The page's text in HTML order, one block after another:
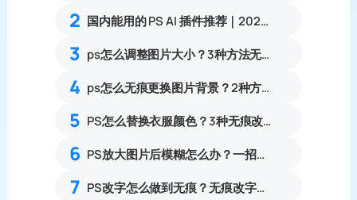
2 国内能用的 PS AI 插件推荐｜2026 4款AI插件最新实测
3 ps怎么调整图片大小？3种方法无损放大插件教程
4 ps怎么无痕更换图片背景？2种方法0基础可上手教程
5 PS怎么替换衣服颜色？3种无痕改色保留纹理零基础教程
6 PS放大图片后模糊怎么办？一招提升图片清晰度
7 PS改字怎么做到无痕？无痕改字的3种方法